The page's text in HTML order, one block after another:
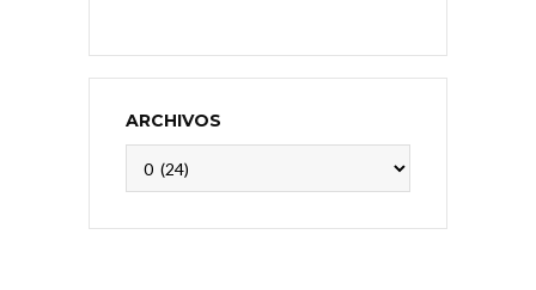
ARCHIVOS